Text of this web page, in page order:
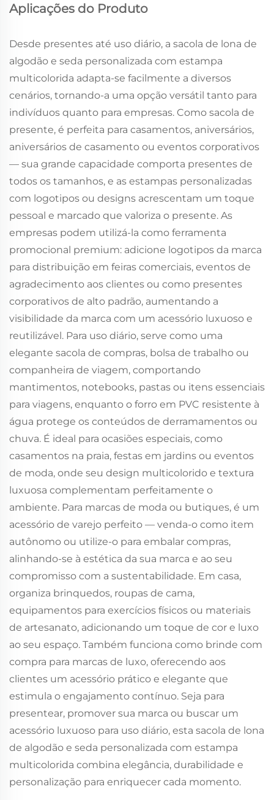
Aplicações do Produto
Desde presentes até uso diário, a sacola de lona de
algodão e seda personalizada com estampa
multicolorida adapta-se facilmente a diversos
cenários, tornando-a uma opção versátil tanto para
indivíduos quanto para empresas. Como sacola de
presente, é perfeita para casamentos, aniversários,
aniversários de casamento ou eventos corporativos
— sua grande capacidade comporta presentes de
todos os tamanhos, e as estampas personalizadas
com logotipos ou designs acrescentam um toque
pessoal e marcado que valoriza o presente. As
empresas podem utilizá-la como ferramenta
promocional premium: adicione logotipos da marca
para distribuição em feiras comerciais, eventos de
agradecimento aos clientes ou como presentes
corporativos de alto padrão, aumentando a
visibilidade da marca com um acessório luxuoso e
reutilizável. Para uso diário, serve como uma
elegante sacola de compras, bolsa de trabalho ou
companheira de viagem, comportando
mantimentos, notebooks, pastas ou itens essenciais
para viagens, enquanto o forro em PVC resistente à
água protege os conteúdos de derramamentos ou
chuva. É ideal para ocasiões especiais, como
casamentos na praia, festas em jardins ou eventos
de moda, onde seu design multicolorido e textura
luxuosa complementam perfeitamente o
ambiente. Para marcas de moda ou butiques, é um
acessório de varejo perfeito — venda-o como item
autônomo ou utilize-o para embalar compras,
alinhando-se à estética da sua marca e ao seu
compromisso com a sustentabilidade. Em casa,
organiza brinquedos, roupas de cama,
equipamentos para exercícios físicos ou materiais
de artesanato, adicionando um toque de cor e luxo
ao seu espaço. Também funciona como brinde com
compra para marcas de luxo, oferecendo aos
clientes um acessório prático e elegante que
estimula o engajamento contínuo. Seja para
presentear, promover sua marca ou buscar um
acessório luxuoso para uso diário, esta sacola de lona
de algodão e seda personalizada com estampa
multicolorida combina elegância, durabilidade e
personalização para enriquecer cada momento.